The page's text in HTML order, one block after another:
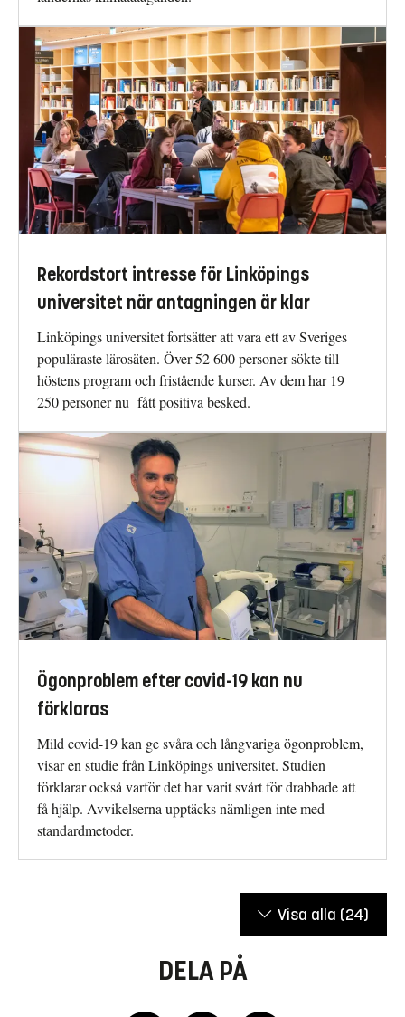
Rekordstort intresse för Linköpings
universitet när antagningen är klar
Linköpings universitet fortsätter att vara ett av Sveriges
populäraste lärosäten. Över 52 600 personer sökte till
höstens program och fristående kurser. Av dem har 19
250 personer nu fått positiva besked.
Ögonproblem efter covid-19 kan nu
förklaras
Mild covid-19 kan ge svåra och långvariga ögonproblem,
visar en studie från Linköpings universitet. Studien
förklarar också varför det har varit svårt för drabbade att
få hjälp. Avvikelserna upptäcks nämligen inte med
standardmetoder.
Visa alla (24)
DELA PÅ